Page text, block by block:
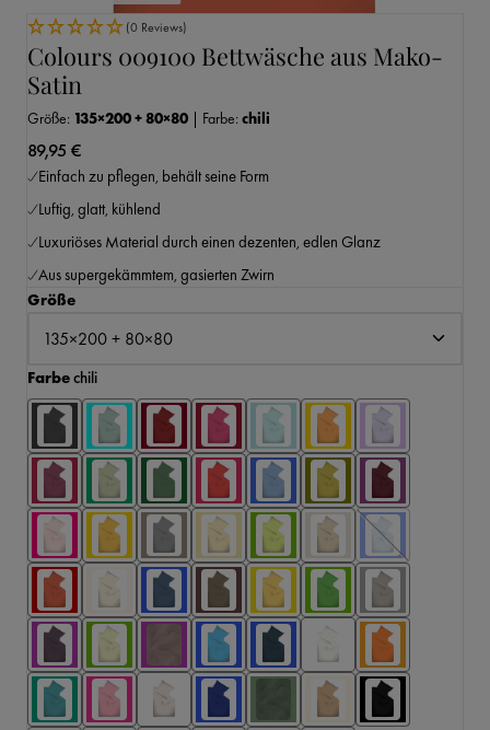
(0 Reviews)
Colours 009100 Bettwäsche aus Mako-
Satin
Größe: 135×200 + 80×80 | Farbe: chili
89,95 €
Einfach zu pflegen, behält seine Form
Luftig, glatt, kühlend
Luxuriöses Material durch einen dezenten, edlen Glanz
Aus supergekämmtem, gasierten Zwirn
Größeauswählen
Farbeauswählen
chili